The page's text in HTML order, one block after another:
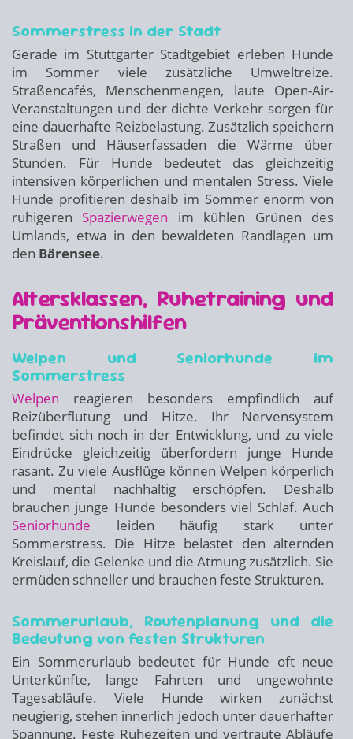
Sommerstress in der Stadt
Gerade im Stuttgarter Stadtgebiet erleben Hunde
im Sommer viele zusätzliche Umweltreize.
Straßencafés, Menschenmengen, laute Open-Air-
Veranstaltungen und der dichte Verkehr sorgen für
eine dauerhafte Reizbelastung. Zusätzlich speichern
Straßen und Häuserfassaden die Wärme über
Stunden. Für Hunde bedeutet das gleichzeitig
intensiven körperlichen und mentalen Stress. Viele
Hunde profitieren deshalb im Sommer enorm von
ruhigeren Spazierwegen im kühlen Grünen des
Umlands, etwa in den bewaldeten Randlagen um
den Bärensee.
Altersklassen, Ruhetraining und
Präventionshilfen
Welpen und Seniorhunde im
Sommerstress
Welpen reagieren besonders empfindlich auf
Reizüberflutung und Hitze. Ihr Nervensystem
befindet sich noch in der Entwicklung, und zu viele
Eindrücke gleichzeitig überfordern junge Hunde
rasant. Zu viele Ausflüge können Welpen körperlich
und mental nachhaltig erschöpfen. Deshalb
brauchen junge Hunde besonders viel Schlaf. Auch
Seniorhunde leiden häufig stark unter
Sommerstress. Die Hitze belastet den alternden
Kreislauf, die Gelenke und die Atmung zusätzlich. Sie
ermüden schneller und brauchen feste Strukturen.
Sommerurlaub, Routenplanung und die
Bedeutung von festen Strukturen
Ein Sommerurlaub bedeutet für Hunde oft neue
Unterkünfte, lange Fahrten und ungewohnte
Tagesabläufe. Viele Hunde wirken zunächst
neugierig, stehen innerlich jedoch unter dauerhafter
Spannung. Feste Ruhezeiten und vertraute Abläufe